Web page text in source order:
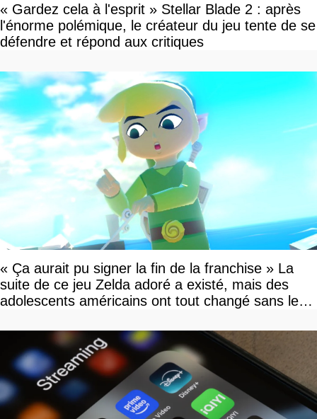
« Gardez cela à l'esprit » Stellar Blade 2 : après
l'énorme polémique, le créateur du jeu tente de se
défendre et répond aux critiques
« Ça aurait pu signer la fin de la franchise » La
suite de ce jeu Zelda adoré a existé, mais des
adolescents américains ont tout changé sans le